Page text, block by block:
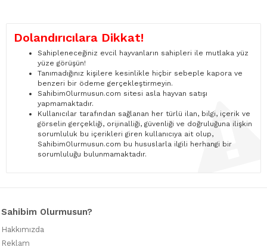
Dolandırıcılara Dikkat!
Sahipleneceğiniz evcil hayvanların sahipleri ile mutlaka yüz
yüze görüşün!
Tanımadığınız kişilere kesinlikle hiçbir sebeple kapora ve
benzeri bir ödeme gerçekleştirmeyin.
SahibimOlurmusun.com sitesi asla hayvan satışı
yapmamaktadır.
Kullanıcılar tarafından sağlanan her türlü ilan, bilgi, içerik ve
görselin gerçekliği, orijinalliği, güvenliği ve doğruluğuna ilişkin
sorumluluk bu içerikleri giren kullanıcıya ait olup,
SahibimOlurmusun.com bu hususlarla ilgili herhangi bir
sorumluluğu bulunmamaktadır.
Sahibim Olurmusun?
Hakkımızda
Reklam